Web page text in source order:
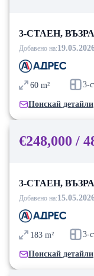
3-СТАЕН,
Добавено на:
60 m² 3-
Поискай детайли
€248,000 /
3-СТАЕН,
Добавено на:
183 m² 3-
Поискай детайли